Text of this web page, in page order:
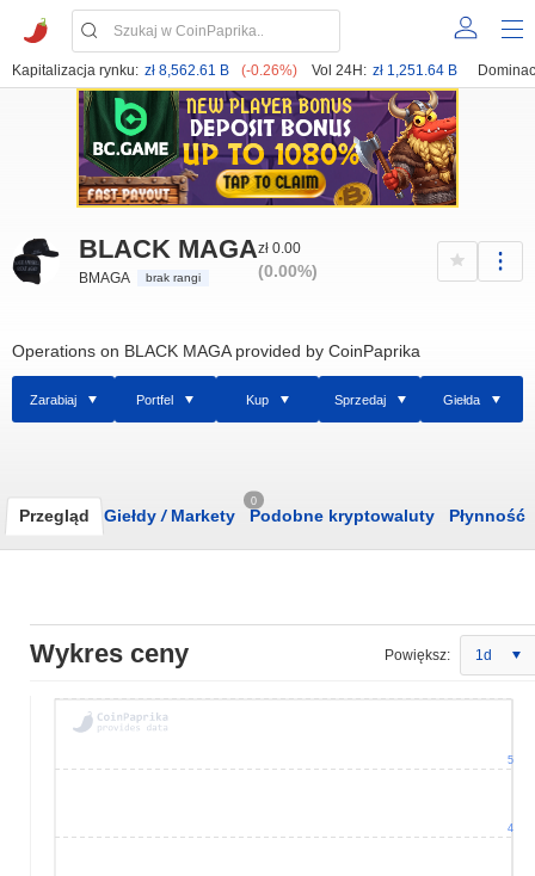
Kapitalizacja rynku: zł 8,562.61 B (-0.26%) Vol 24H: zł 1,251.64 B
BLACK MAGA
BMAGA brak rangi
zł 0.00
(0.00%)
Operations on BLACK MAGA provided by CoinPaprika
Zarabiaj Portfel Kup Sprzedaj Giełda
Przegląd Giełdy /Markety
0
Podobne kryptowaluty Płynność
Wykres ceny Powiększ: 1d
4
5